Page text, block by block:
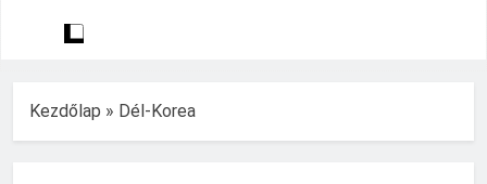
Kezdőlap » Dél-Korea